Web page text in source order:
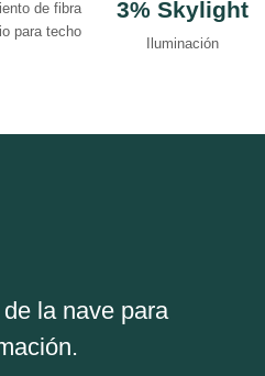
de fibra
para techo
3% Skylight
Iluminación
la nave para